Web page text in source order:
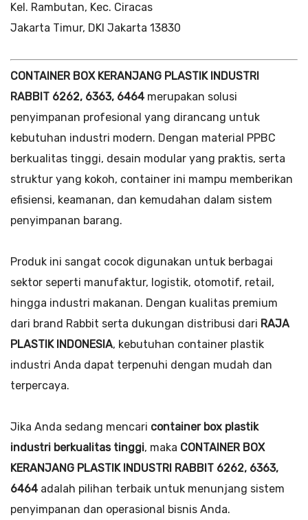
Kel. Rambutan, Kec. Ciracas
Jakarta Timur, DKI Jakarta 13830
CONTAINER BOX KERANJANG PLASTIK INDUSTRI
RABBIT 6262, 6363, 6464merupakan solusi
penyimpanan profesional yang dirancang untuk
kebutuhan industri modern. Dengan material PPBC
berkualitas tinggi, desain modular yang praktis, serta
struktur yang kokoh, container ini mampu memberikan
efisiensi, keamanan, dan kemudahan dalam sistem
penyimpanan barang.
Produk ini sangat cocok digunakan untuk berbagai
sektor seperti manufaktur, logistik, otomotif, retail,
hingga industri makanan. Dengan kualitas premium
dari brand Rabbit serta dukungan distribusi dari RAJA
PLASTIK INDONESIA, kebutuhan container plastik
industri Anda dapat terpenuhi dengan mudah dan
terpercaya.
Jika Anda sedang mencari container box plastik
industri berkualitas tinggi, maka CONTAINER BOX
KERANJANG PLASTIK INDUSTRI RABBIT 6262, 6363,
6464adalah pilihan terbaik untuk menunjang sistem
penyimpanan dan operasional bisnis Anda.